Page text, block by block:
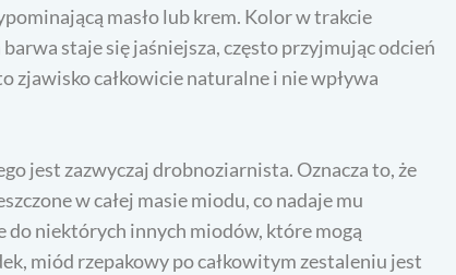
masło lub krem. Kolor w trakcie
staje się jaśniejsza, często przyjmując odcień
zjawisko całkowicie naturalne i nie wpływa
jest zazwyczaj drobnoziarnista. Oznacza to, że
w całej masie miodu, co nadaje mu
do niektórych innych miodów, które mogą
miód rzepakowy po całkowitym zestaleniu jest